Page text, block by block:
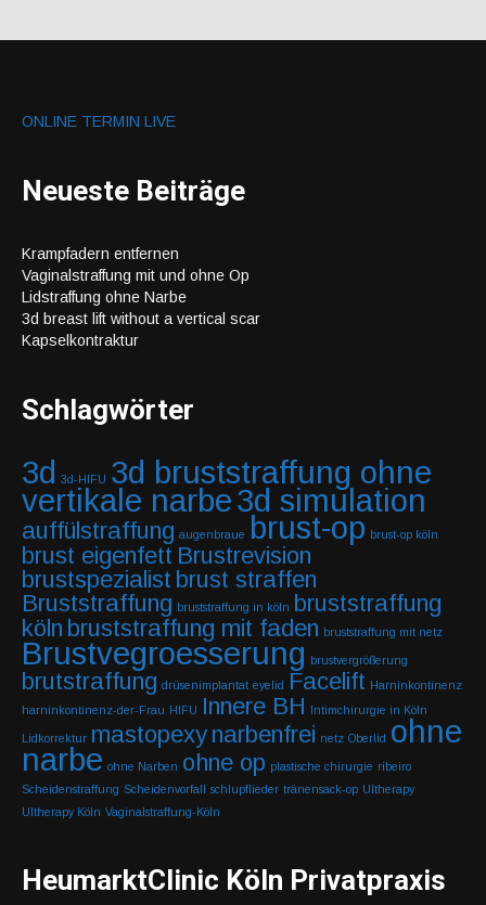
ONLINE TERMIN LIVE
Neueste Beiträge
Krampfadern entfernen
Vaginalstraffung mit und ohne Op
Lidstraffung ohne Narbe
3d breast lift without a vertical scar
Kapselkontraktur
Schlagwörter
3d 3d-HIFU 3d bruststraffung ohne
vertikale narbe3d simulation
auffülstraffung augenbraue brust-op brust-op köln
brust eigenfett Brustrevision
brustspezialist brust straffen
Bruststraffung bruststraffung in köln bruststraffung
köln bruststraffung mit faden bruststraffung mit netz
Brustvegroesserung brustvergrößerung
brutstraffung drüsenimplantat eyelid Facelift Harninkontinenz
harninkontinenz-der-Frau HIFU Innere BH Intimchirurgie in Köln
Lidkorrektur mastopexy narbenfrei netz Oberlid ohne
narbe ohne Narben ohne op plastische chirurgie ribeiro
Scheidenstraffung Scheidenvorfall schlupflieder tränensack-op Ultherapy
Ultherapy Köln Vaginalstraffung-Köln
HeumarktClinic Köln Privatpraxis